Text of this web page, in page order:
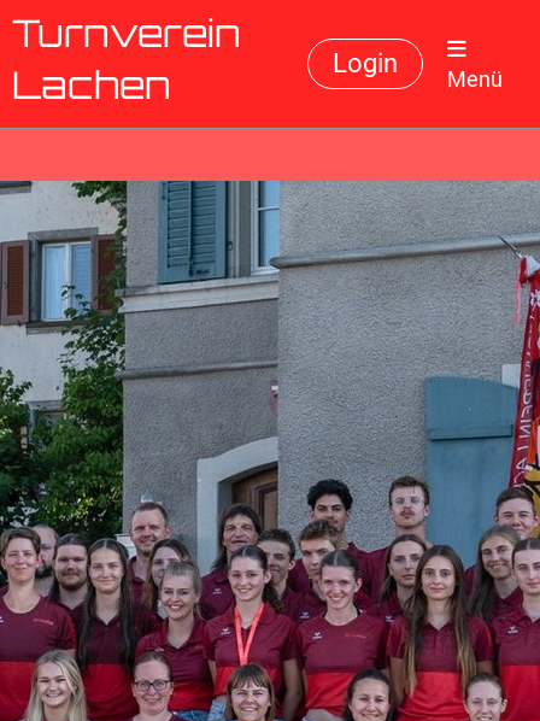
Turnverein
Lachen
Login
Menü